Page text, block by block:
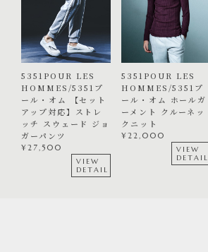
5351POUR LES
HOMMES/5351プ
ール・オム 【セット
アップ対応】ストレ
ッチ スウェード ジョ
ガーパンツ
¥27,500
VIEW
DETAIL
5351POUR LES
HOMMES/5351プ
ール・オム ホールガ
ーメント クルーネッ
クニット
¥22,000
VIEW
DETAIL